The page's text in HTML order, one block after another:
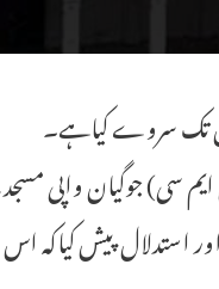
ایم سی) جوگیان
پیش کیاکہ